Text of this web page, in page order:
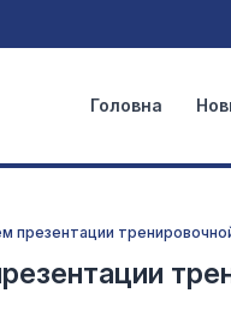
Головна
презентации